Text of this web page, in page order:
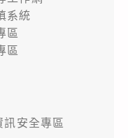
系統
區
區
訊安全專區